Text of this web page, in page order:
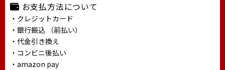
お支払方法について
・クレジットカード
・銀行振込 （前払い）
・代金引き換え
・コンビニ後払い
・amazon pay